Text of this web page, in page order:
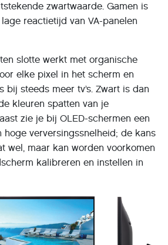
zwartwaarde. Gamen is
reactietijd van VA-panelen
ten slotte werkt met organische
elke pixel in het scherm en
bij steeds meer tv’s. Zwart is dan
kleuren spatten van je
zie je bij OLED-schermen een
hoge verversingssnelheid; de kans
wel, maar kan worden voorkomen
kalibreren en instellen in